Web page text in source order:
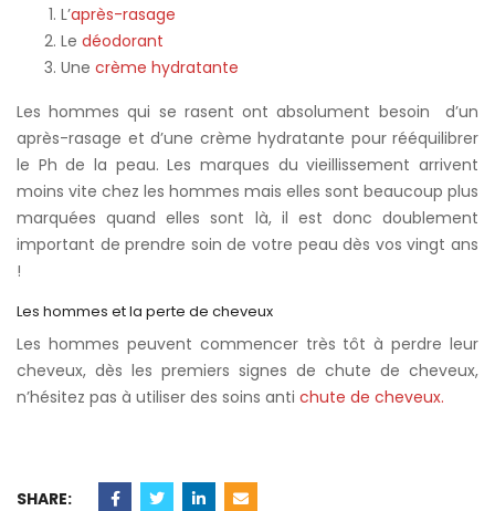
L’après-rasage
Le déodorant
Une crème hydratante
Les hommes qui se rasent ont absolument besoin d’un
après-rasage et d’une crème hydratante pour rééquilibrer
le Ph de la peau. Les marques du vieillissement arrivent
moins vite chez les hommes mais elles sont beaucoup plus
marquées quand elles sont là, il est donc doublement
important de prendre soin de votre peau dès vos vingt ans
!
Les hommes et la perte de cheveux
Les hommes peuvent commencer très tôt à perdre leur
cheveux, dès les premiers signes de chute de cheveux,
n’hésitez pas à utiliser des soins anti chute de cheveux.
SHARE: